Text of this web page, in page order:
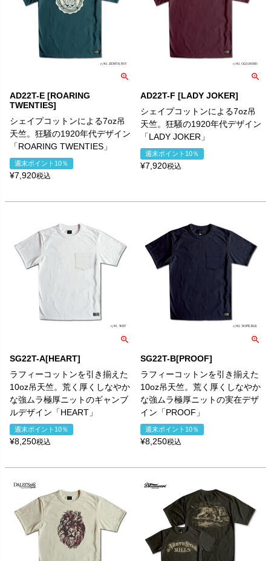
AD22T-E [ROARING
TWENTIES]
シェイプコットンによる7oz吊
天竺。狂騒の1920年代デザイン
「ROARING TWENTIES」
週末ポイント10％
¥7,920税込
AD22T-F [LADY JOKER]
シェイプコットンによる7oz吊
天竺。狂騒の1920年代デザイン
「LADY JOKER」
週末ポイント10％
¥7,920税込
SG22T-A[HEART]
ラフィーコットンを引き揃えた
10oz吊天竺。荒く厚くしなやか
な強ムラ極厚ニットのギャンブ
ルデザイン「HEART」
週末ポイント10％
¥8,250税込
SG22T-B[PROOF]
ラフィーコットンを引き揃えた
10oz吊天竺。荒く厚くしなやか
な強ムラ極厚ニットの実在デザ
イン「PROOF」
週末ポイント10％
¥8,250税込